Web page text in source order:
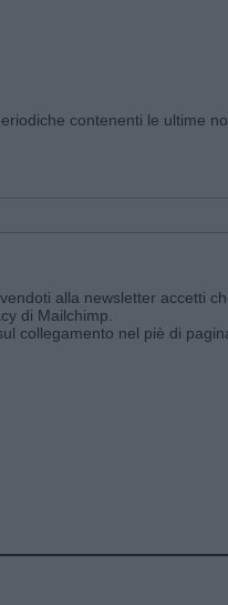
contenenti le ultime
alla newsletter accetti
di Mailchimp
collegamento nel piè di